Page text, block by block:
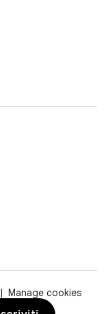
Manage cookies